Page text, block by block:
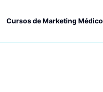
Cursos de Marketing Médico